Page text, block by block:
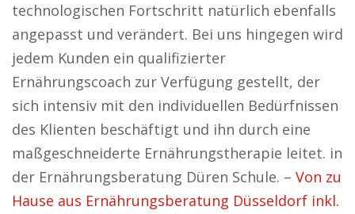
technologischen Fortschritt natürlich ebenfalls
angepasst und verändert. Bei uns hingegen wird
jedem Kunden ein qualifizierter
Ernährungscoach zur Verfügung gestellt, der
sich intensiv mit den individuellen Bedürfnissen
des Klienten beschäftigt und ihn durch eine
maßgeschneiderte Ernährungstherapie leitet. in
der Ernährungsberatung Düren Schule. – Von zu
Hause aus Ernährungsberatung Düsseldorf inkl.